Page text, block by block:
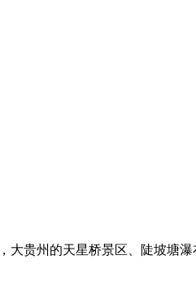
贵州的天星桥景区、陡坡塘